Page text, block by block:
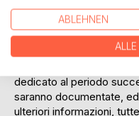
monografia giapponese
1901. Successivamente
ruolo svolto in quel
creazione e nella
dedicato al periodo
saranno documentate,
ulteriori informazioni,
ABLEHNEN